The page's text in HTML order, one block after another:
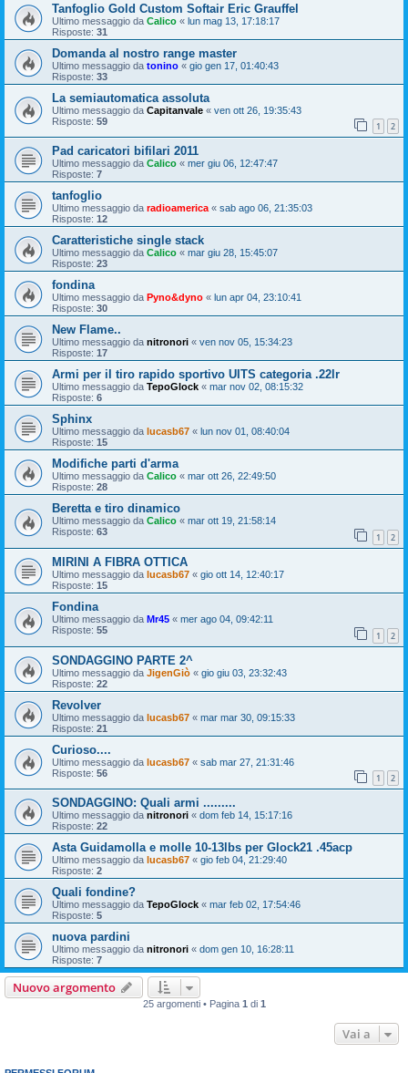
Tanfoglio Gold Custom Softair Eric Grauffel
Ultimo messaggio da Calico « lun mag 13, 17:18:17
Risposte: 31
Domanda al nostro range master
Ultimo messaggio da tonino « gio gen 17, 01:40:43
Risposte: 33
La semiautomatica assoluta
Ultimo messaggio da Capitanvale « ven ott 26, 19:35:43
Risposte: 59 1 2
Pad caricatori bifilari 2011
Ultimo messaggio da Calico « mer giu 06, 12:47:47
Risposte: 7
tanfoglio
Ultimo messaggio da radioamerica « sab ago 06, 21:35:03
Risposte: 12
Caratteristiche single stack
Ultimo messaggio da Calico « mar giu 28, 15:45:07
Risposte: 23
fondina
Ultimo messaggio da Pyno&dyno « lun apr 04, 23:10:41
Risposte: 30
New Flame..
Ultimo messaggio da nitronori « ven nov 05, 15:34:23
Risposte: 17
Armi per il tiro rapido sportivo UITS categoria .22lr
Ultimo messaggio da TepoGlock « mar nov 02, 08:15:32
Risposte: 6
Sphinx
Ultimo messaggio da lucasb67 « lun nov 01, 08:40:04
Risposte: 15
Modifiche parti d'arma
Ultimo messaggio da Calico « mar ott 26, 22:49:50
Risposte: 28
Beretta e tiro dinamico
Ultimo messaggio da Calico « mar ott 19, 21:58:14
Risposte: 63 1 2
MIRINI A FIBRA OTTICA
Ultimo messaggio da lucasb67 « gio ott 14, 12:40:17
Risposte: 15
Fondina
Ultimo messaggio da Mr45 « mer ago 04, 09:42:11
Risposte: 55 1 2
SONDAGGINO PARTE 2^
Ultimo messaggio da JigenGiò « gio giu 03, 23:32:43
Risposte: 22
Revolver
Ultimo messaggio da lucasb67 « mar mar 30, 09:15:33
Risposte: 21
Curioso....
Ultimo messaggio da lucasb67 « sab mar 27, 21:31:46
Risposte: 56 1 2
SONDAGGINO: Quali armi .........
Ultimo messaggio da nitronori « dom feb 14, 15:17:16
Risposte: 22
Asta Guidamolla e molle 10-13lbs per Glock21 .45acp
Ultimo messaggio da lucasb67 « gio feb 04, 21:29:40
Risposte: 2
Quali fondine?
Ultimo messaggio da TepoGlock « mar feb 02, 17:54:46
Risposte: 5
nuova pardini
Ultimo messaggio da nitronori « dom gen 10, 16:28:11
Risposte: 7
Nuovo argomento
25 argomenti • Pagina 1 di 1
Vai a